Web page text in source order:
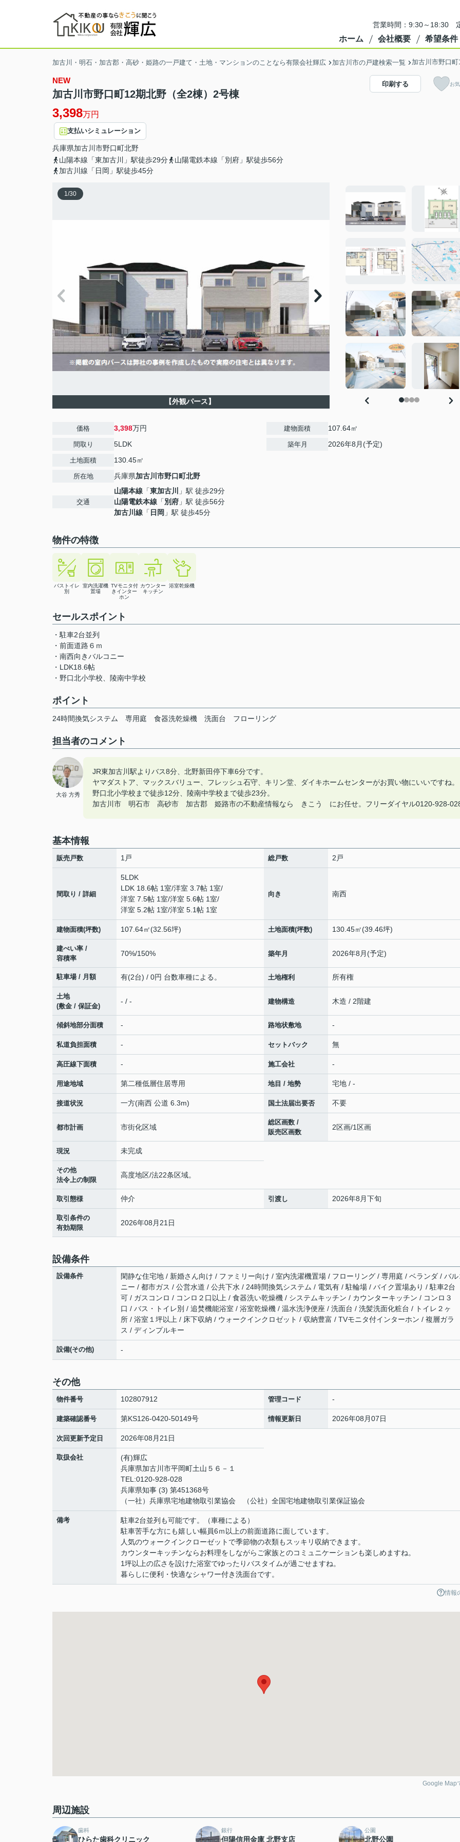
営業時間：9:30～18:30
ホーム 会社概要 希望条件
加古川・明石・加古郡・高砂・姫路の一戸建て・土地・マンションのことなら有限会社輝広 加古川市の戸建検索一覧 加古川市野口
NEW
加古川市野口町12期北野（全2棟）2号棟
3,398万円
支払いシミュレーション
兵庫県加古川市野口町北野
山陽本線「東加古川」駅徒歩29分
山陽電鉄本線「別府」駅徒歩56分
加古川線「日岡」駅徒歩45分
印刷する お
1/30
【外観パース】
価格 3,398万円
間取り 5LDK
土地面積 130.45㎡
所在地 兵庫県加古川市野口町北野
交通
山陽本線 「東加古川
」駅 徒歩29分
山陽電鉄本線 「別府 」駅 徒歩56分
加古川線 「 日岡 」駅 徒歩45分
建物面積 107.64㎡
築年月 2026年8月(予定)
物件の特徴
バストイレ
別
室内洗濯機
置場
TVモニタ付
きインター
ホン
カウンター
キッチン
浴室乾燥機
セールスポイント
・駐車2台並列
・前面道路６ｍ
・南西向きバルコニー
・LDK18.6帖
・野口北小学校、陵南中学校
ポイント
24時間換気システム 専用庭 食器洗乾燥機 洗面台 フローリング
担当者のコメント
大谷 方秀
JR東加古川駅よりバス8分、北野新田停下車6分です。
ヤマダストア、マックスバリュー、フレッシュ石守、キリン堂、ダイキホームセンターがお買い物にいいですね。
野口北小学校まで徒歩12分、陵南中学校まで徒歩23分。
加古川市 明石市 高砂市 加古郡 姫路市の不動産情報なら きこう にお任せ。フリーダイヤル0120-928-
基本情報
販売戸数 1戸 総戸数 2戸
間取り / 詳細
5LDK
LDK 18.6帖 1室/洋室 3.7帖 1室/
洋室 7.5帖 1室/洋室 5.6帖 1室/
洋室 5.2帖 1室/洋室 5.1帖 1室
向き 南西
建物面積(坪数) 107.64㎡(32.56坪) 土地面積(坪数) 130.45㎡(39.46坪)
建ぺい率 /
容積率
70%/150% 築年月 2026年8月(予定)
駐車場 / 月額 有(2台) / 0円 台数車種による。 土地権利 所有権
土地
(敷金 / 保証金)
- / - 建物構造 木造 / 2階建
傾斜地部分面積 - 路地状敷地 -
私道負担面積 - セットバック 無
高圧線下面積 - 施工会社 -
用途地域 第二種低層住居専用 地目 / 地勢 宅地 / -
接道状況 一方(南西 公道 6.3m) 国土法届出要否 不要
都市計画 市街化区域
総区画数 /
販売区画数
2区画/1区画
現況 未完成
その他
法令上の制限
高度地区/法22条区域。
取引態様 仲介 引渡し 2026年8月下旬
取引条件の
有効期限
2026年08月21日
設備条件
設備条件
閑静な住宅地 / 新婚さん向け / ファミリー向け / 室内洗濯機置場 / フローリング / 専用庭 / ベランダ / バル
ニー / 都市ガス / 公営水道 / 公共下水 / 24時間換気システム / 電気有 / 駐輪場 / バイク置場あり / 駐車2台
可 / ガスコンロ / コンロ２口以上 / 食器洗い乾燥機 / システムキッチン / カウンターキッチン / コンロ３
口 / バス・トイレ別 / 追焚機能浴室 / 浴室乾燥機 / 温水洗浄便座 / 洗面台 / 洗髪洗面化粧台 / トイレ２ヶ
所 / 浴室１坪以上 / 床下収納 / ウォークインクロゼット / 収納豊富 / TVモニタ付インターホン / 複層ガラ
ス / ディンプルキー
設備(その他) -
その他
物件番号 102807912 管理コード -
建築確認番号 第KS126-0420-50149号 情報更新日 2026年08月07日
次回更新予定日 2026年08月21日
取扱会社
(有)輝広
兵庫県加古川市平岡町土山５６－１
TEL:0120-928-028
兵庫県知事 (3) 第451368号
（一社）兵庫県宅地建物取引業協会 （公社）全国宅地建物取引業保証協会
備考
駐車2台並列も可能です。（車種による）
駐車苦手な方にも嬉しい幅員6ｍ以上の前面道路に面しています。
人気のウォークインクローゼットで季節物の衣類もスッキリ収納できます。
カウンターキッチンならお料理をしながらご家族とのコミュニケーションも楽しめますね。
1坪以上の広さを設けた浴室でゆったりバスタイムが過ごせますね。
暮らしに便利・快適なシャワー付き洗面台です。
情報
Google Map
周辺施設
歯科
ひらた歯科クリニック
銀行
但陽信用金庫 北野支店
公園
北野公園